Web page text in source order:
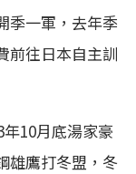
季一軍，去年季
前往日本自主訓
10月底湯家豪
雄鷹打冬盟，冬